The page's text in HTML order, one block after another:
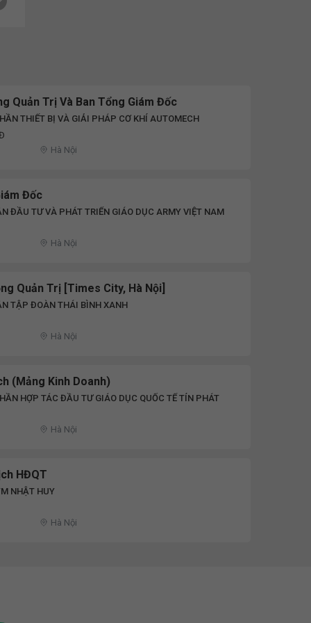
Quản Trị Và Ban Tổng Giám Đốc
THIẾT BỊ VÀ GIẢI PHÁP CƠ KHÍ AUTOMECH
Hà Nội
Đốc
ĐẦU TƯ VÀ PHÁT TRIỂN GIÁO DỤC ARMY VIỆT NAM
Hà Nội
Quản Trị [Times City, Hà Nội]
TẬP ĐOÀN THÁI BÌNH XANH
Hà Nội
(Mảng Kinh Doanh)
HỢP TÁC ĐẦU TƯ GIÁO DỤC QUỐC TẾ TÍN PHÁT
Hà Nội
HĐQT
NHẬT HUY
Hà Nội